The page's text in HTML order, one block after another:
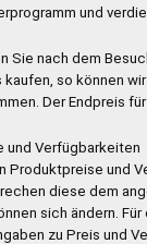
und
Sie nach dem
kaufen, so können
Der Endpreis
und Verfügbarkeiten
Produktpreise und
diese dem
sich ändern.
zu Preis und